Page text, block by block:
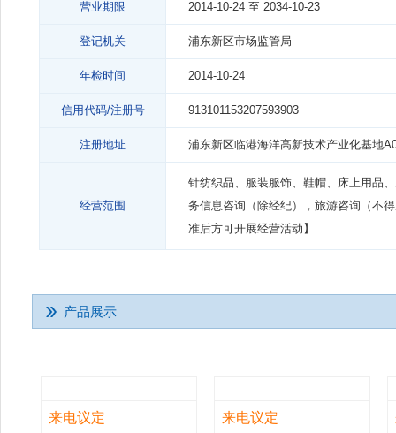
营业期限 2014-10-24 至 2034-10-23
登记机关 浦东新区市场监管局
年检时间 2014-10-24
信用代码/注册号 913101153207593903
注册地址 浦东新区临港海洋高新技术产业化基地
经营范围
针纺织品、服装服饰、鞋帽、床上用品
务信息咨询（除经纪），旅游咨询（不
准后方可开展经营活动】
产品展示
来电议定 来电议定